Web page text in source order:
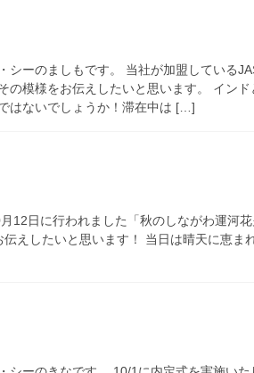
シーのましもです。 当社が加盟している
の模様をお伝えしたいと思います。 イン
はないでしょうか！滞在中は […]
12日に行われました「秋のしながわ運河
えしたいと思います！ 当日は晴天に恵ま